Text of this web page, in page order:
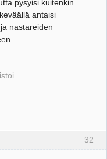
pysyisi kuitenkin
antaisi
nastareiden
32